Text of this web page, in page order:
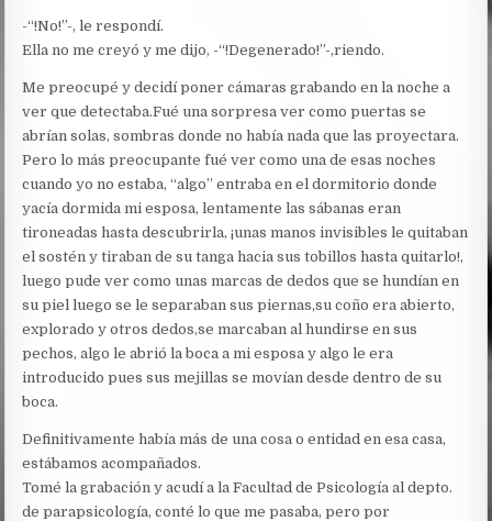
-“!No!”-, le respondí.
Ella no me creyó y me dijo, -“!Degenerado!”-,riendo.
Me preocupé y decidí poner cámaras grabando en la noche a
ver que detectaba.Fué una sorpresa ver como puertas se
abrían solas, sombras donde no había nada que las proyectara.
Pero lo más preocupante fué ver como una de esas noches
cuando yo no estaba, “algo” entraba en el dormitorio donde
yacía dormida mi esposa, lentamente las sábanas eran
tironeadas hasta descubrirla, ¡unas manos invisibles le quitaban
el sostén y tiraban de su tanga hacia sus tobillos hasta quitarlo!,
luego pude ver como unas marcas de dedos que se hundían en
su piel luego se le separaban sus piernas,su coño era abierto,
explorado y otros dedos,se marcaban al hundirse en sus
pechos, algo le abrió la boca a mi esposa y algo le era
introducido pues sus mejillas se movían desde dentro de su
boca.
Definitivamente había más de una cosa o entidad en esa casa,
estábamos acompañados.
Tomé la grabación y acudí a la Facultad de Psicología al depto.
de parapsicología, conté lo que me pasaba, pero por